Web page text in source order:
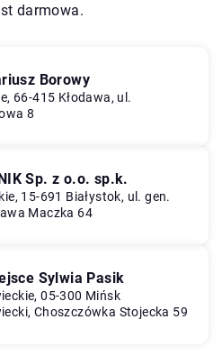
darmowa.
Borowy
66-415 Kłodawa, ul.
8
Sp. z o.o. sp.k.
15-691 Białystok, ul. gen.
Maczka 64
Sylwia Pasik
05-300 Mińsk
Choszczówka Stojecka 59